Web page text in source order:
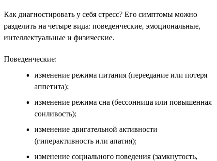
Как диагностировать у себя стресс? Его симптомы можно
разделить на четыре вида: поведенческие, эмоциональные,
интеллектуальные и физические.
Поведенческие:
изменение режима питания (переедание или потеря
аппетита);
изменение режима сна (бессонница или повышенная
сонливость);
изменение двигательной активности
(гиперактивность или апатия);
изменение социального поведения (замкнутость,